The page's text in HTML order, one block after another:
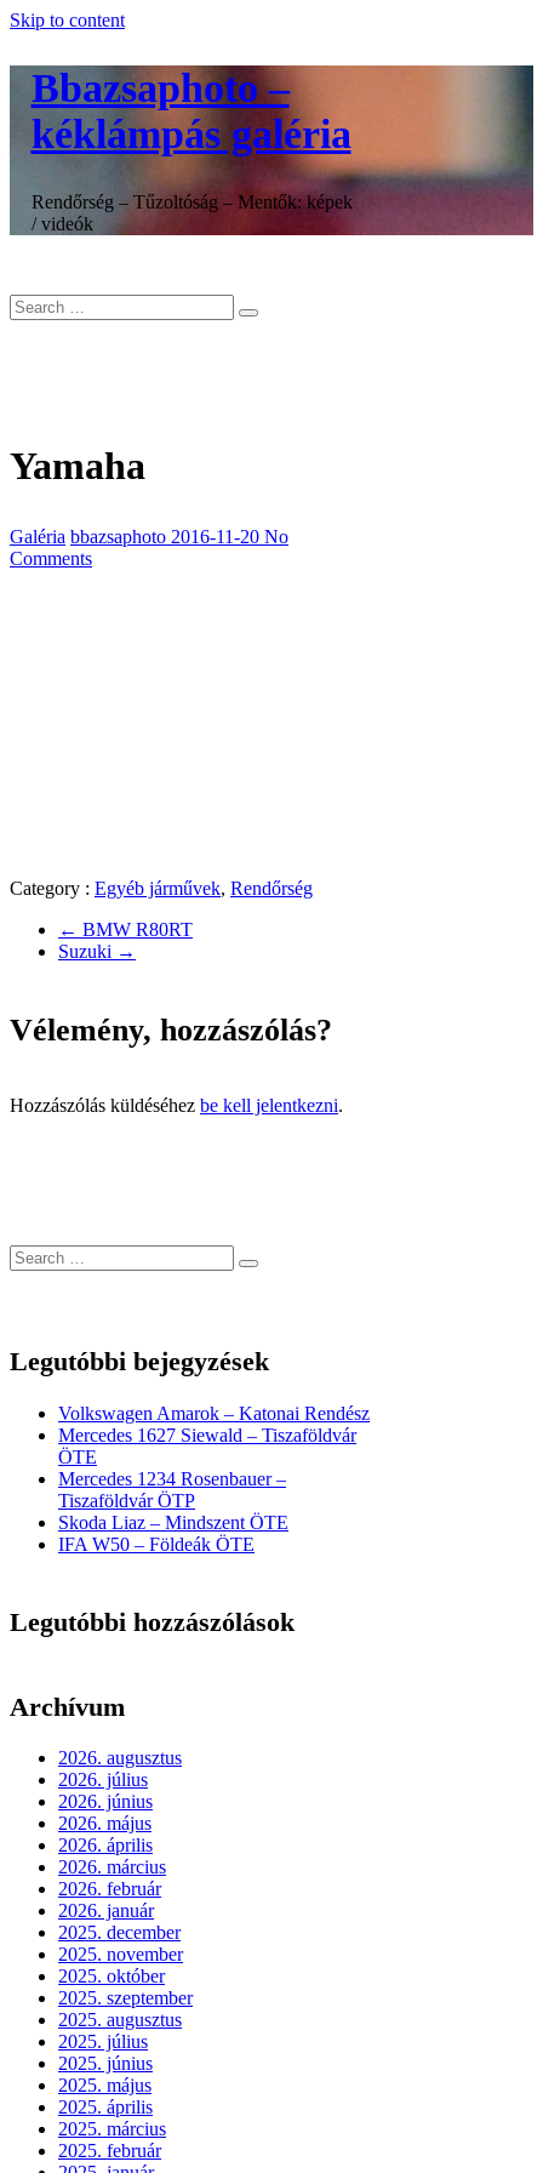
Skip to content
Bbazsaphoto –
kéklámpás galéria
Rendőrség – Tűzoltóság – Mentők: képek
/ videók
Yamaha
Galéria bbazsaphoto 2016-11-20 No
Comments
Category : Egyéb járművek, Rendőrség
← BMW R80RT
Suzuki →
Vélemény, hozzászólás?
Hozzászólás küldéséhez be kell jelentkezni.
Legutóbbi bejegyzések
Volkswagen Amarok – Katonai Rendész
Mercedes 1627 Siewald – Tiszaföldvár
ÖTE
Mercedes 1234 Rosenbauer –
Tiszaföldvár ÖTP
Skoda Liaz – Mindszent ÖTE
IFA W50 – Földeák ÖTE
Legutóbbi hozzászólások
Archívum
2026. augusztus
2026. július
2026. június
2026. május
2026. április
2026. március
2026. február
2026. január
2025. december
2025. november
2025. október
2025. szeptember
2025. augusztus
2025. július
2025. június
2025. május
2025. április
2025. március
2025. február